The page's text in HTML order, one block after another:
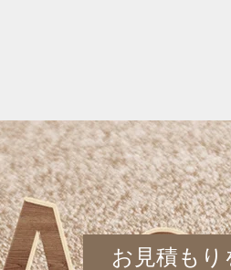
お見積もり